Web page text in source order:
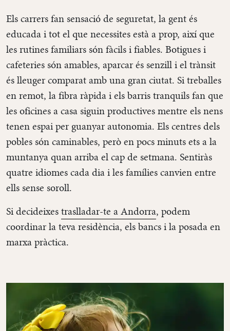
Els carrers fan sensació de seguretat, la gent és
educada i tot el que necessites està a prop, així que
les rutines familiars són fàcils i fiables. Botigues i
cafeteries són amables, aparcar és senzill i el trànsit
és lleuger comparat amb una gran ciutat. Si treballes
en remot, la fibra ràpida i els barris tranquils fan que
les oficines a casa siguin productives mentre els nens
tenen espai per guanyar autonomia. Els centres dels
pobles són caminables, però en pocs minuts ets a la
muntanya quan arriba el cap de setmana. Sentiràs
quatre idiomes cada dia i les famílies canvien entre
ells sense soroll.
Si decideixestraslladar-te a Andorra, podem
coordinar la teva residència, els bancs i la posada en
marxa pràctica.